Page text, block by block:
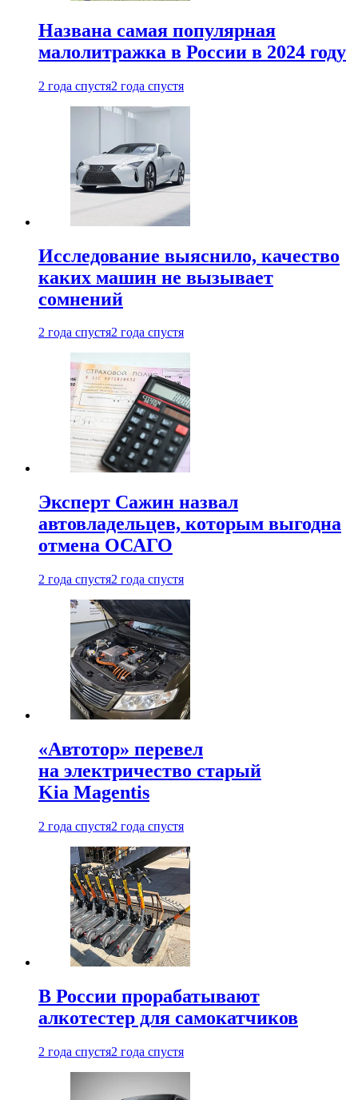
Названа самая популярная
малолитражка в России в 2024 году
2 года спустя2 года спустя
Исследование выяснило, качество
каких машин не вызывает
сомнений
2 года спустя2 года спустя
Эксперт Сажин назвал
автовладельцев, которым выгодна
отмена ОСАГО
2 года спустя2 года спустя
«Автотор» перевел
на электричество старый
Kia Magentis
2 года спустя2 года спустя
В России прорабатывают
алкотестер для самокатчиков
2 года спустя2 года спустя